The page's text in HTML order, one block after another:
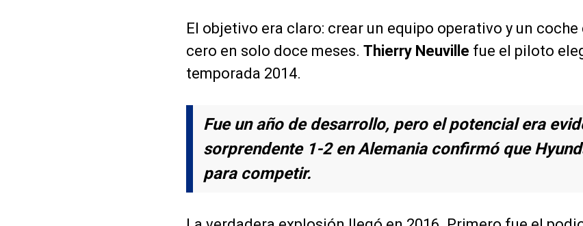
El objetivo era claro: crear un equipo operativo y un
cero en solo doce meses. Thierry Neuville fue el piloto
temporada 2014.
Fue un año de desarrollo, pero el potencial era
sorprendente 1-2 en Alemania confirmó que
para competir.